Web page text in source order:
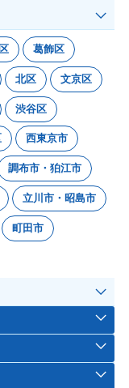
葛飾区
北区 文京区
渋谷区
西東京市
調布市・狛江市
立川市・昭島市
町田市